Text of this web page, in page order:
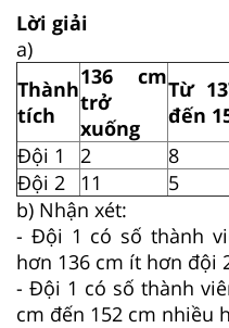
Lời giải
a)
Thành
tích
136 cm
trở
xuống
Từ
đến
Đội 1
2 8
Đội 2
11 5
b) Nhận xét:
- Đội 1 có số thành
hơn 136 cm ít hơn đội
- Đội 1 có số thành
cm đến 152 cm nhiều